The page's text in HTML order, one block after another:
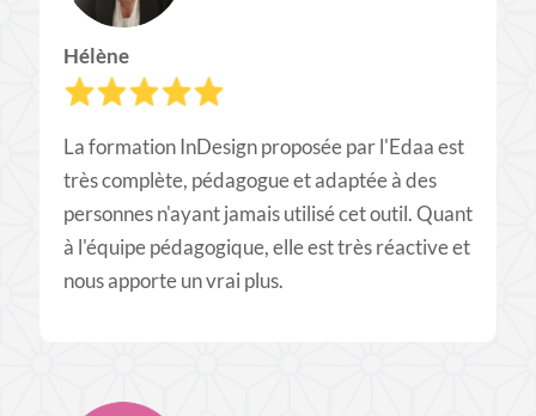
Hélène
La formation InDesign proposée par l'Edaa est
très complète, pédagogue et adaptée à des
personnes n'ayant jamais utilisé cet outil. Quant
à l'équipe pédagogique, elle est très réactive et
nous apporte un vrai plus.